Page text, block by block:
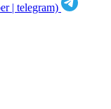
| telegram)